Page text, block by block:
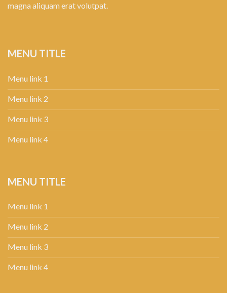
magna aliquam erat volutpat.
MENU TITLE
Menu link 1
Menu link 2
Menu link 3
Menu link 4
MENU TITLE
Menu link 1
Menu link 2
Menu link 3
Menu link 4